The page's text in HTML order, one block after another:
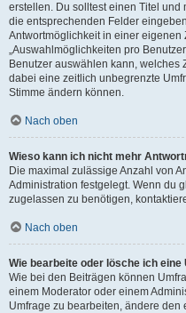
erstellen. Du solltest einen Titel und
die entsprechenden Felder
Antwortmöglichkeit in einer eigenen
„Auswahlmöglichkeiten pro
Benutzer auswählen kann, welches
dabei eine zeitlich unbegrenzte
Stimme ändern können.
Nach oben
Wieso kann ich nicht mehr
Die maximal zulässige Anzahl von
Administration festgelegt. Wenn du
zugelassen zu benötigen,
Nach oben
Wie bearbeite oder lösche ich eine
Wie bei den Beiträgen können
einem Moderator oder einem
Umfrage zu bearbeiten, ändere den